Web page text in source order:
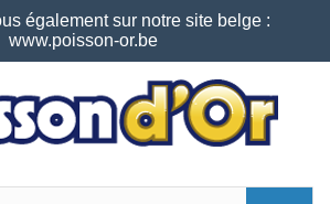
également sur notre site belge :
www.poisson-or.be